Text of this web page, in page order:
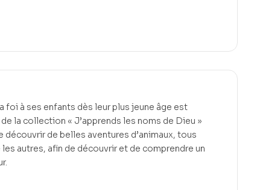
foi à ses enfants dès leur plus jeune âge est
la collection « J’apprends les noms de Dieu »
de belles aventures d’animaux, tous
les autres, afin de découvrir et de comprendre un